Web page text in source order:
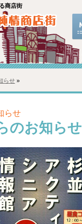
商店街
らせ»
らせ
のお知らせ